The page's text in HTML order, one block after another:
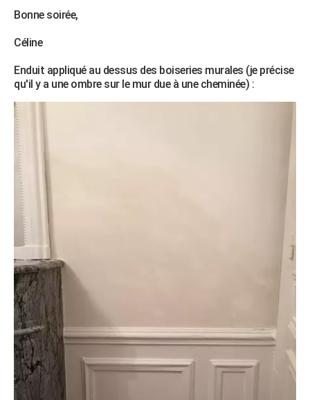
Bonne soirée,
Céline
Enduit appliqué au dessus des boiseries murales (je précise
qu'il y a une ombre sur le mur due à une cheminée) :